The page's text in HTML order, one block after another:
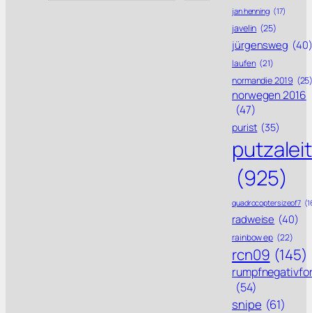
jan henning (17)
javelin (25)
jürgensweg (40)
laufen (21)
normandie 2019
norwegen 2016
(47)
purist (35)
putzaleit
(925)
quadrocoptersizeof7
radweise (40)
rainbow ep (22)
rcn09 (145)
(54)
snipe (61)